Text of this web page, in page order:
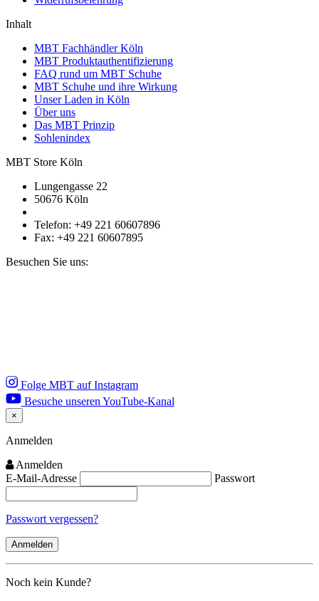
Inhalt
MBT Fachhändler Köln
MBT Produktauthentifizierung
FAQ rund um MBT Schuhe
MBT Schuhe und ihre Wirkung
Unser Laden in Köln
Über uns
Das MBT Prinzip
Sohlenindex
MBT Store Köln
Lungengasse 22
50676 Köln
Telefon: +49 221 60607896
Fax: +49 221 60607895
Besuchen Sie uns:
Folge MBT auf Instagram
Besuche unseren YouTube-Kanal
×
Close
Anmelden
Anmelden
E-Mail-Adresse
Passwort
Passwort vergessen?
Noch kein Kunde?